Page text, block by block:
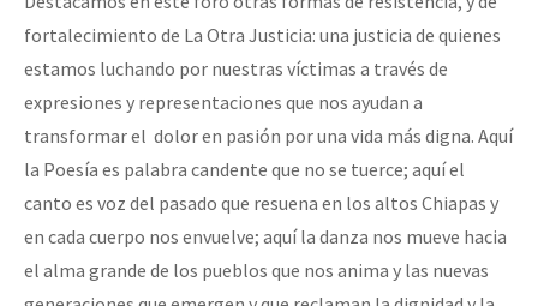
fortalecimiento de La Otra Justicia: una justicia de quienes
estamos luchando por nuestras víctimas a través de
expresiones y representaciones que nos ayudan a
transformar el dolor en pasión por una vida más digna. Aquí
la Poesía es palabra candente que no se tuerce; aquí el
canto es voz del pasado que resuena en los altos Chiapas y
en cada cuerpo nos envuelve; aquí la danza nos mueve hacia
el alma grande de los pueblos que nos anima y las nuevas